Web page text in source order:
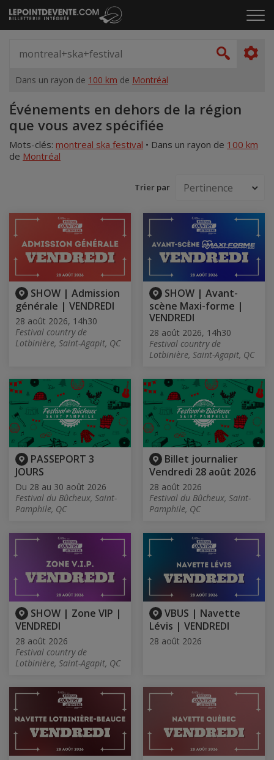
Passer
au
le
artiste,
Dans un rayon de 100 km de Montréal
Accueil
Événements en dehors de la région
que vous avez spécifiée
Mots-clés: montreal ska festival • Dans un rayon de 100 km
de Montréal
Trier par
SHOW | Admission
générale | VENDREDI
28 août 2026, 14h30
Festival country de
Lotbinière, Saint-Agapit, QC
SHOW | Avant-
scène Maxi-forme |
VENDREDI
28 août 2026, 14h30
Festival country de
Lotbinière, Saint-Agapit, QC
PASSEPORT 3
JOURS
Du 28 au 30 août 2026
Festival du Bûcheux, Saint-
Pamphile, QC
Billet journalier
Vendredi 28 août 2026
28 août 2026
Festival du Bûcheux, Saint-
Pamphile, QC
SHOW | Zone VIP |
VENDREDI
28 août 2026
Festival country de
Lotbinière, Saint-Agapit, QC
VBUS | Navette
Lévis | VENDREDI
28 août 2026